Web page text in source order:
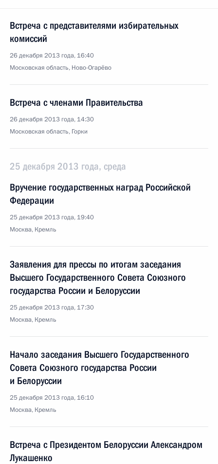
Встреча с представителями избирательных
комиссий
26 декабря 2013 года, 16:40
Московская область, Ново-Огарёво
Встреча с членами Правительства
26 декабря 2013 года, 14:30
Московская область, Горки
25 декабря 2013 года, среда
Вручение государственных наград Российской
Федерации
25 декабря 2013 года, 19:40
Москва, Кремль
Заявления для прессы по итогам заседания
Высшего Государственного Совета Союзного
государства России и Белоруссии
25 декабря 2013 года, 17:30
Москва, Кремль
Начало заседания Высшего Государственного
Совета Союзного государства России
и Белоруссии
25 декабря 2013 года, 16:10
Москва, Кремль
Встреча с Президентом Белоруссии Александром
Лукашенко